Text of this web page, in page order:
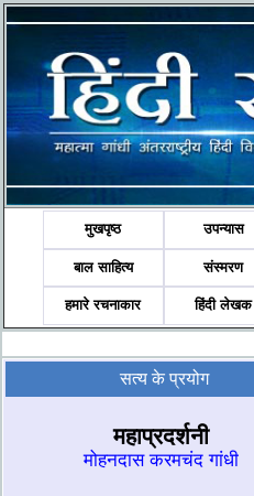
मुखपृष्ठ उपन्यास
बाल साहित्य संस्मरण
हमारे रचनाकार हिंदी लेखक
सत्य के प्रयोग
महाप्रदर्शनी
मोहनदास करमचंद गांधी